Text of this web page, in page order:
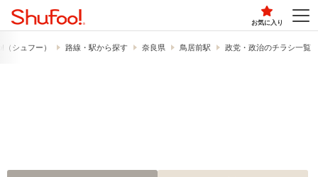
お気に入り
シュフー） 路線・駅から探す 奈良県 鳥居前駅 政党・政治のチラシ一覧